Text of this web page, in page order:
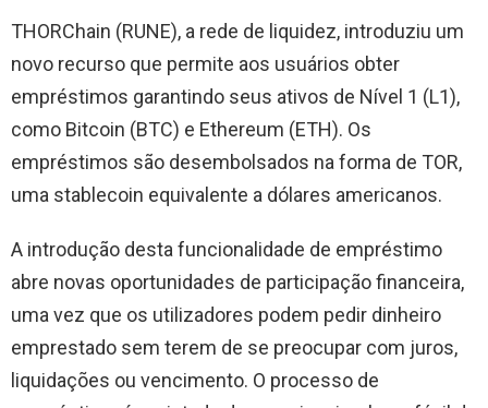
THORChain (RUNE), a rede de liquidez, introduziu um
novo recurso que permite aos usuários obter
empréstimos garantindo seus ativos de Nível 1 (L1),
como Bitcoin (BTC) e Ethereum (ETH). Os
empréstimos são desembolsados ​​na forma de TOR,
uma stablecoin equivalente a dólares americanos.
A introdução desta funcionalidade de empréstimo
abre novas oportunidades de participação financeira,
uma vez que os utilizadores podem pedir dinheiro
emprestado sem terem de se preocupar com juros,
liquidações ou vencimento. O processo de